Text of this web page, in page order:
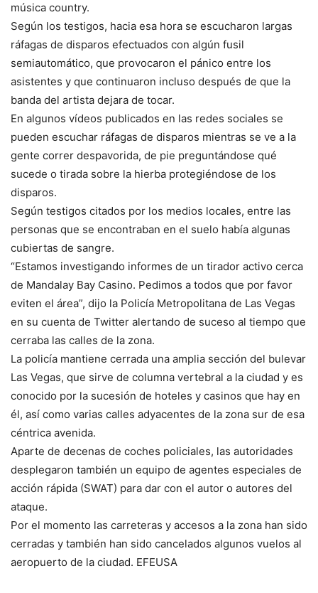
música country.
Según los testigos, hacia esa hora se escucharon largas
ráfagas de disparos efectuados con algún fusil
semiautomático, que provocaron el pánico entre los
asistentes y que continuaron incluso después de que la
banda del artista dejara de tocar.
En algunos vídeos publicados en las redes sociales se
pueden escuchar ráfagas de disparos mientras se ve a la
gente correr despavorida, de pie preguntándose qué
sucede o tirada sobre la hierba protegiéndose de los
disparos.
Según testigos citados por los medios locales, entre las
personas que se encontraban en el suelo había algunas
cubiertas de sangre.
“Estamos investigando informes de un tirador activo cerca
de Mandalay Bay Casino. Pedimos a todos que por favor
eviten el área”, dijo la Policía Metropolitana de Las Vegas
en su cuenta de Twitter alertando de suceso al tiempo que
cerraba las calles de la zona.
La policía mantiene cerrada una amplia sección del bulevar
Las Vegas, que sirve de columna vertebral a la ciudad y es
conocido por la sucesión de hoteles y casinos que hay en
él, así como varias calles adyacentes de la zona sur de esa
céntrica avenida.
Aparte de decenas de coches policiales, las autoridades
desplegaron también un equipo de agentes especiales de
acción rápida (SWAT) para dar con el autor o autores del
ataque.
Por el momento las carreteras y accesos a la zona han sido
cerradas y también han sido cancelados algunos vuelos al
aeropuerto de la ciudad. EFEUSA